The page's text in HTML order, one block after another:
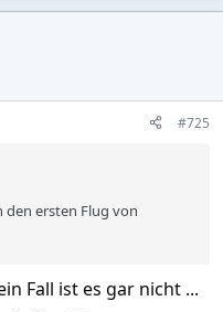
3F6D5435-8DCE-
Strand … bei 36
#725
ersten Flug von
Fall ist es gar nicht ...